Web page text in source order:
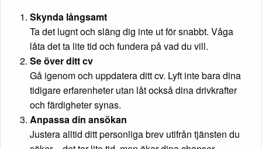
Skynda långsamt
Ta det lugnt och släng dig inte ut för snabbt. Våga
låta det ta lite tid och fundera på vad du vill.
Se över ditt cv
Gå igenom och uppdatera ditt cv. Lyft inte bara dina
tidigare erfarenheter utan låt också dina drivkrafter
och färdigheter synas.
Anpassa din ansökan
Justera alltid ditt personliga brev utifrån tjänsten du